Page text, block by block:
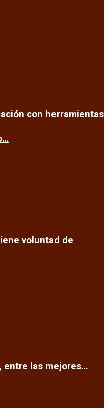
con herramientas
voluntad de
entre las mejores…